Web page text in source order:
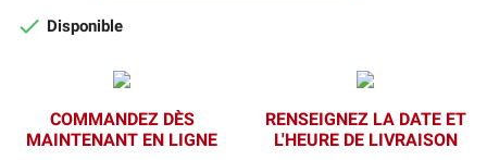
 Disponible
COMMANDEZ DÈS
MAINTENANT EN LIGNE
RENSEIGNEZ LA DATE ET
L'HEURE DE LIVRAISON